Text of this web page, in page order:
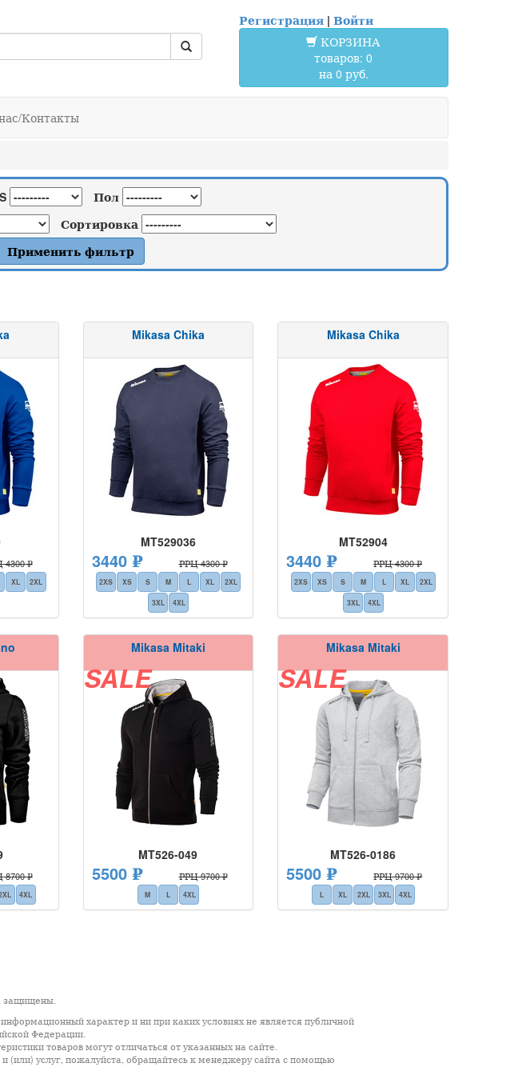
Регистрация| Войти
КОРЗИНА
товаров: 0
на 0 руб.
Контакты
Пол
Сортировка
4300 ₽
XL
2XL
Mikasa Chika
MT529036
3440 ₽ РРЦ 4300 ₽
2XS XS S M L XL
2XL
3XL
4XL
Mikasa Chika
MT52904
3440 ₽ РРЦ 4300 ₽
2XS XS S M L XL
2XL
3XL
4XL
8700 ₽
4XL
Mikasa Mitaki
SALE
MT526-049
5500 ₽ РРЦ 9700 ₽
M L 4XL
Mikasa Mitaki
SALE
MT526-0186
5500 ₽ РРЦ 9700 ₽
L XL 2XL 3XL 4XL
защищены.
характер и ни при каких условиях не является публичной
Федерации.
товаров могут отличаться от указанных на сайте.
(или) услуг, пожалуйста, обращайтесь к менеджеру сайта с помощью